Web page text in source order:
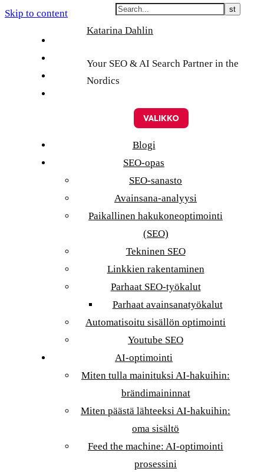
Skip to content
Katarina Dahlin
Your SEO & AI Search Partner in the
Nordics
VALIKKO
Blogi
SEO-opas
SEO-sanasto
Avainsana-analyysi
Paikallinen hakukoneoptimointi
(SEO)
Tekninen SEO
Linkkien rakentaminen
Parhaat SEO-työkalut
Parhaat avainsanatyökalut
Automatisoitu sisällön optimointi
Youtube SEO
AI-optimointi
Miten tulla mainituksi AI-hakuihin:
brändimaininnat
Miten päästä lähteeksi AI-hakuihin:
oma sisältö
Feed the machine: AI-optimointi
prosessini